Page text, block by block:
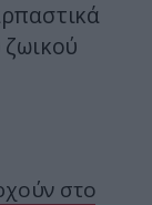
στο